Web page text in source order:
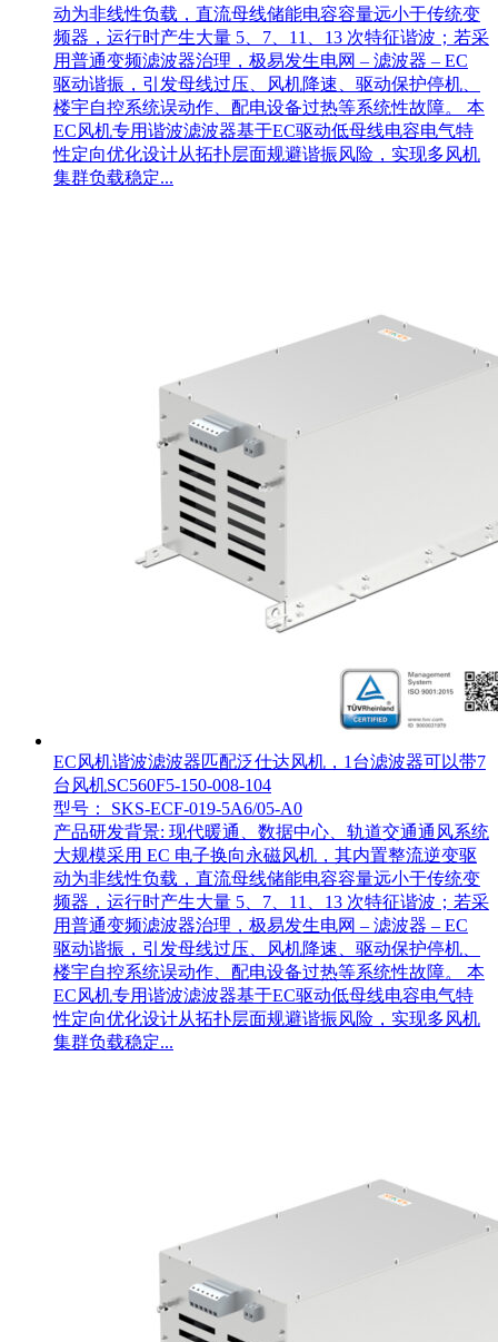
动为非线性负载，直流母线储能电容容量远小于传统变
频器，运行时产生大量 5、7、11、13 次特征谐波；若采
用普通变频滤波器治理，极易发生电网 – 滤波器 – EC
驱动谐振，引发母线过压、风机降速、驱动保护停机、
楼宇自控系统误动作、配电设备过热等系统性故障。 本
EC风机专用谐波滤波器基于EC驱动低母线电容电气特
性定向优化设计从拓扑层面规避谐振风险，实现多风机
集群负载稳定...
EC风机谐波滤波器匹配泛仕达风机，1台滤波器可以带7
台风机SC560F5-150-008-104
型号： SKS-ECF-019-5A6/05-A0
产品研发背景: 现代暖通、数据中心、轨道交通通风系统
大规模采用 EC 电子换向永磁风机，其内置整流逆变驱
动为非线性负载，直流母线储能电容容量远小于传统变
频器，运行时产生大量 5、7、11、13 次特征谐波；若采
用普通变频滤波器治理，极易发生电网 – 滤波器 – EC
驱动谐振，引发母线过压、风机降速、驱动保护停机、
楼宇自控系统误动作、配电设备过热等系统性故障。 本
EC风机专用谐波滤波器基于EC驱动低母线电容电气特
性定向优化设计从拓扑层面规避谐振风险，实现多风机
集群负载稳定...